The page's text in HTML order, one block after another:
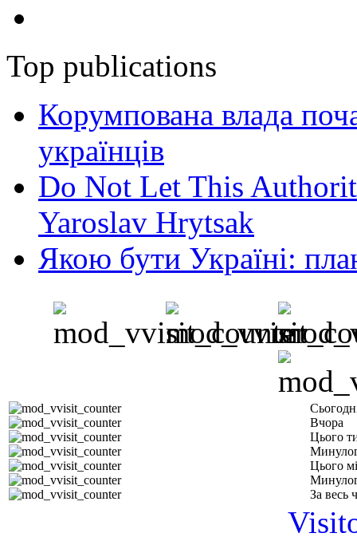
Top publications
Корумпована влада
українців
Do Not Let This
Yaroslav Hrytsak
Якою бути Україні:
Вчора
Цього
Цього
За весь